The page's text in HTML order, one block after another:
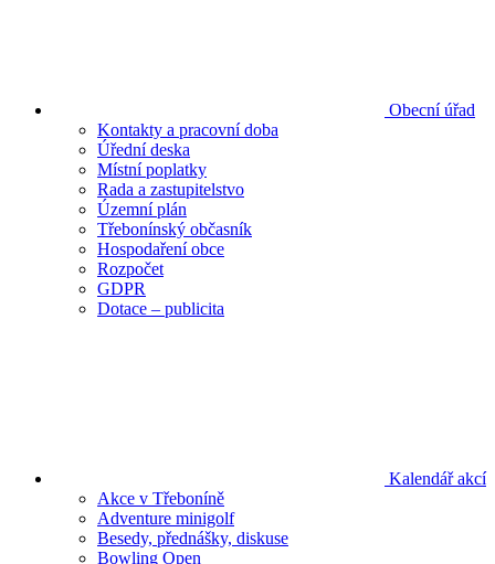
Obecní úřad
Kontakty a pracovní doba
Úřední deska
Místní poplatky
Rada a zastupitelstvo
Územní plán
Třebonínský občasník
Hospodaření obce
Rozpočet
GDPR
Dotace – publicita
Kalendář akcí
Akce v Třeboníně
Adventure minigolf
Besedy, přednášky, diskuse
Bowling Open